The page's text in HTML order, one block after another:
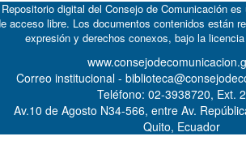
digital del Consejo de Comunicación
acceso libre. Los documentos contenidos están
expresión y derechos conexos, bajo la licencia
Correo institucional -
Teléfono: 02-3938720, Ext.
Av.10 de Agosto N34-566, entre Av.
Quito, Ecuador